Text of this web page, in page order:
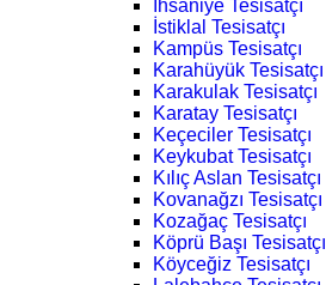
İhsaniye Tesisatçı
İstiklal Tesisatçı
Kampüs Tesisatçı
Karahüyük Tesisatçı
Karakulak Tesisatçı
Karatay Tesisatçı
Keçeciler Tesisatçı
Keykubat Tesisatçı
Kılıç Aslan Tesisatçı
Kovanağzı Tesisatçı
Kozağaç Tesisatçı
Köprü Başı Tesisatçı
Köyceğiz Tesisatçı